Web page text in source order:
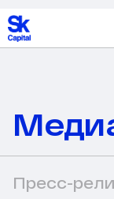
Пресс-